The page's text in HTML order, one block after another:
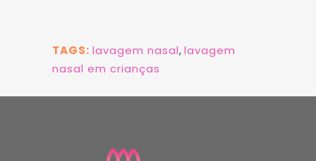
TAGS: lavagem nasal,lavagem
nasal em crianças